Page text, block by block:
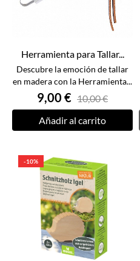
Herramienta para Tallar...
Descubre la emoción de tallar
en madera con la Herramienta...
9,00 € 10,00 €
Añadir al carrito
-10%